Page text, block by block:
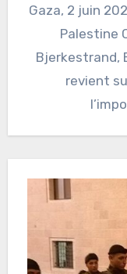
Gaza, 2 juin
Palestine
Bjerkestrand,
revient